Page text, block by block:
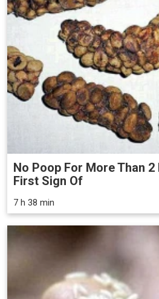
No Poop For More Than 2
First Sign Of
7 h 38 min